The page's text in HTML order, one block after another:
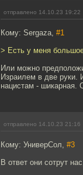
отправлено 14.10.23 19:22
Кому: Sergaza, #1
> Есть у меня
Или можно
Израилем в две руки.
нацистам - шикарная.
отправлено 14.10.23 21:16
Кому: УниверСол, #3
В ответ они сотрут